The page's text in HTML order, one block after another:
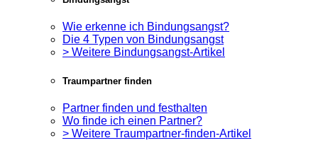
Wie erkenne ich Bindungsangst?
Die 4 Typen von Bindungsangst
> Weitere Bindungsangst-Artikel
Traumpartner finden
Partner finden und festhalten
Wo finde ich einen Partner?
> Weitere Traumpartner-finden-Artikel